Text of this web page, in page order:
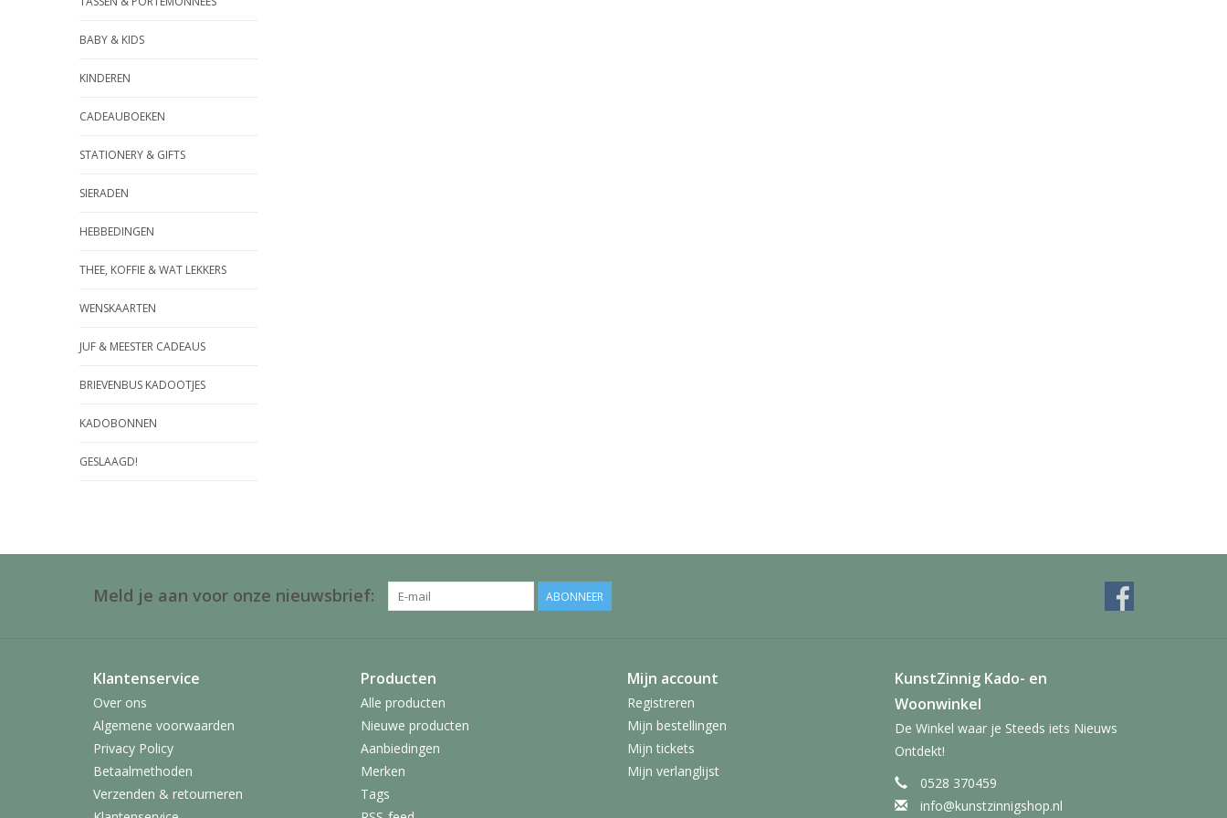
BABY & KIDS
KINDEREN
CADEAUBOEKEN
STATIONERY & GIFTS
SIERADEN
HEBBEDINGEN
THEE, KOFFIE & WAT LEKKERS
WENSKAARTEN
JUF & MEESTER CADEAUS
BRIEVENBUS KADOOTJES
KADOBONNEN
GESLAAGD!
Meld je aan voor onze nieuwsbrief: ABONNEER
Klantenservice
Over ons
Algemene voorwaarden
Privacy Policy
Betaalmethoden
Verzenden & retourneren
Producten
Alle producten
Nieuwe producten
Aanbiedingen
Merken
Tags
Mijn account
Registreren
Mijn bestellingen
Mijn tickets
Mijn verlanglijst
KunstZinnig Kado- en
Woonwinkel
De Winkel waar je Steeds iets Nieuws
Ontdekt!
0528 370459
info@kunstzinnigshop.nl